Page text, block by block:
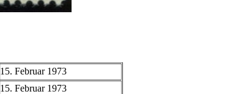
15. Februar 1973
15. Februar 1973